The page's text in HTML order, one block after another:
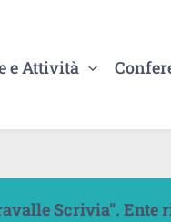
e Attività
Scrivia”. Ente